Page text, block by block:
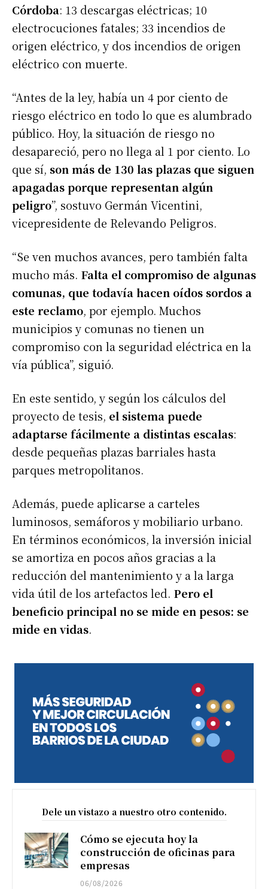
Córdoba: 13 descargas eléctricas; 10
electrocuciones fatales; 33 incendios de
origen eléctrico, y dos incendios de origen
eléctrico con muerte.
“Antes de la ley, había un 4 por ciento de
riesgo eléctrico en todo lo que es alumbrado
público. Hoy, la situación de riesgo no
desapareció, pero no llega al 1 por ciento. Lo
que sí, son más de 130 las plazas que siguen
apagadas porque representan algún
peligro”, sostuvo Germán Vicentini,
vicepresidente de Relevando Peligros.
“Se ven muchos avances, pero también falta
mucho más. Falta el compromiso de algunas
comunas, que todavía hacen oídos sordos a
este reclamo, por ejemplo. Muchos
municipios y comunas no tienen un
compromiso con la seguridad eléctrica en la
vía pública”, siguió.
En este sentido, y según los cálculos del
proyecto de tesis, el sistema puede
adaptarse fácilmente a distintas escalas:
desde pequeñas plazas barriales hasta
parques metropolitanos.
Además, puede aplicarse a carteles
luminosos, semáforos y mobiliario urbano.
En términos económicos, la inversión inicial
se amortiza en pocos años gracias a la
reducción del mantenimiento y a la larga
vida útil de los artefactos led. Pero el
beneficio principal no se mide en pesos: se
mide en vidas.
Dele un vistazo a nuestro otro contenido.
Cómo se ejecuta hoy la
construcción de oficinas para
empresas
06/08/2026